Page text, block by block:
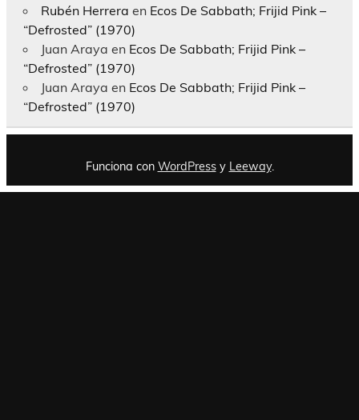
Rubén Herrera en Ecos De Sabbath; Frijid Pink –
“Defrosted” (1970)
Juan Araya en Ecos De Sabbath; Frijid Pink –
“Defrosted” (1970)
Juan Araya en Ecos De Sabbath; Frijid Pink –
“Defrosted” (1970)
Funciona con WordPressy Leeway.